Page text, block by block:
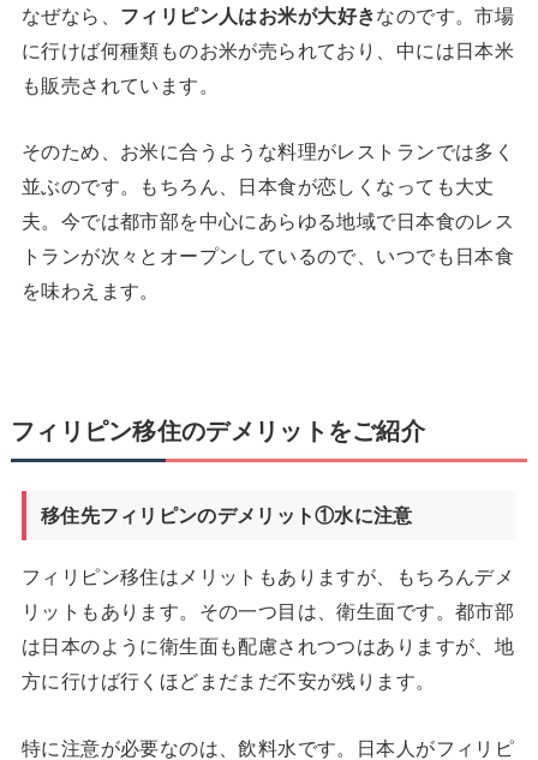
なぜなら、 フィリピン人はお米が大好きなのです。市場
に行けば何種類ものお米が売られており、中には日本米
も販売されています。
そのため、お米に合うような料理がレストランでは多く
並ぶのです。もちろん、日本食が恋しくなっても大丈
夫。今では都市部を中心にあらゆる地域で日本食のレス
トランが次々とオープンしているので、いつでも日本食
を味わえます。
フィリピン移住のデメリットをご紹介
移住先フィリピンのデメリット①水に注意
フィリピン移住はメリットもありますが、もちろんデメ
リットもあります。その一つ目は、衛生面です。都市部
は日本のように衛生面も配慮されつつはありますが、地
方に行けば行くほどまだまだ不安が残ります。
特に注意が必要なのは、飲料水です。日本人がフィリピ